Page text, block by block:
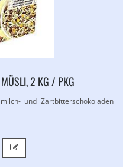
2 KG / PKG
und Zartbitterschokoladen